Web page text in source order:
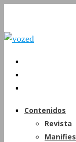
Contenidos
Revista